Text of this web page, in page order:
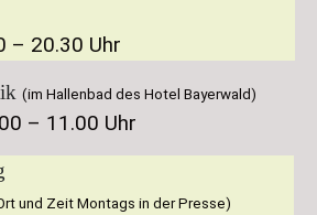
– 20.30 Uhr
(im Hallenbad des Hotel Bayerwald)
– 11.00 Uhr
und Zeit Montags in der Presse)